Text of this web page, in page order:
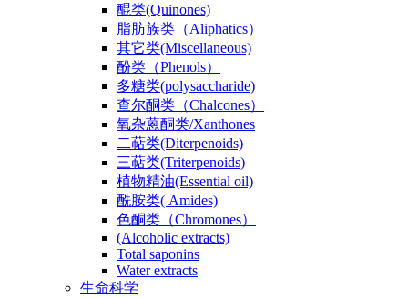
醌类(Quinones)
脂肪族类（Aliphatics）
其它类(Miscellaneous)
酚类（Phenols）
多糖类(polysaccharide)
查尔酮类（Chalcones）
氧杂蒽酮类/Xanthones
二萜类(Diterpenoids)
三萜类(Triterpenoids)
植物精油(Essential oil)
酰胺类( Amides)
色酮类（Chromones）
(Alcoholic extracts)
Total saponins
Water extracts
生命科学